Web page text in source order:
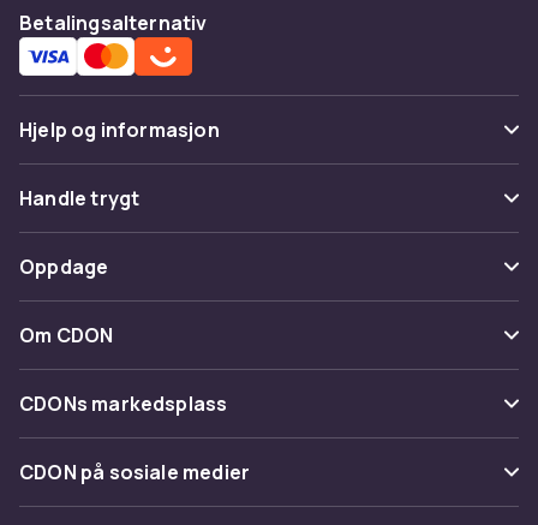
Betalingsalternativ
Hjelp og informasjon
Vanlige spørsmål
Spor pakke
Angre & returner her
Kontakt oss
Handle trygt
Betaling
Levering
Tilbakekallinger
Oppdage
Kategorier
Varemerker
Om CDON
Om oss
Kundeanmeldelser
Jobbe på CDON
CDONs markedsplass
Merchant Help Center
CDON på sosiale medier